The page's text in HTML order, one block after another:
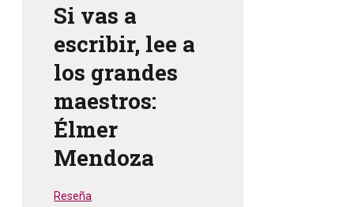
Si vas a
escribir, lee a
los grandes
maestros:
Élmer
Mendoza
Reseña